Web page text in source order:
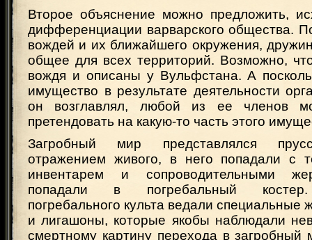
Второе объяснение можно предложить,
дифференциации варварского общества.
вождей и их ближайшего окружения,
общее для всех территорий. Возможно,
вождя и описаны у Вульфстана. А
имущество в результате деятельности
он возглавлял, любой из ее членов
претендовать на какую-то часть этого
Загробный мир представлялся
отражением живого, в него попадали с
инвентарем и сопроводительными
попадали в погребальный
погребального культа ведали
и лигашоны, которые якобы наблюдали
смертному картину перехода в загробный